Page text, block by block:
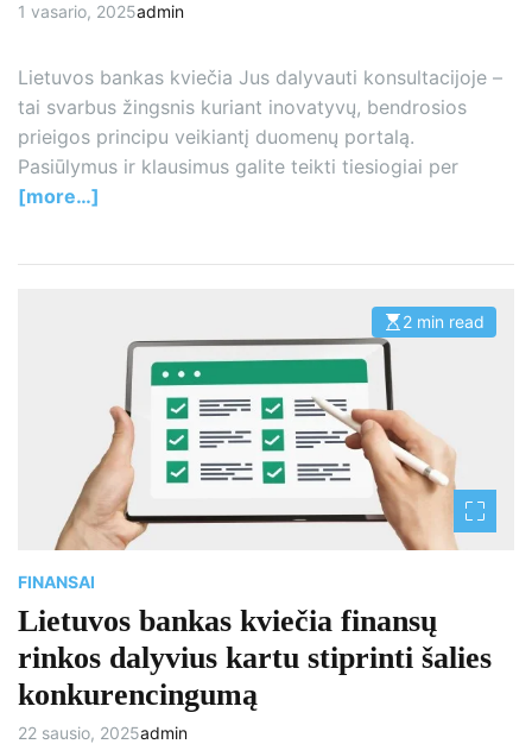
1 vasario, 2025admin
Lietuvos bankas kviečia Jus dalyvauti konsultacijoje –
tai svarbus žingsnis kuriant inovatyvų, bendrosios
prieigos principu veikiantį duomenų portalą.
Pasiūlymus ir klausimus galite teikti tiesiogiai per
[more…]
E
e
r
e
2 min read
FINANSAI
Lietuvos bankas kviečia finansų
rinkos dalyvius kartu stiprinti šalies
konkurencingumą
22 sausio, 2025admin